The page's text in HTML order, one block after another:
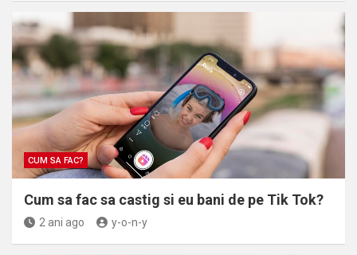
CUM SA FAC?
Cum sa fac sa castig si eu bani de pe Tik Tok?
2 ani ago y-o-n-y